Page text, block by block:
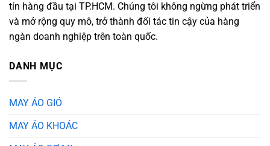
tín hàng đầu tại TP.HCM. Chúng tôi không ngừng phát triển
và mở rộng quy mô, trở thành đối tác tin cậy của hàng
ngàn doanh nghiệp trên toàn quốc.
DANH MỤC
MAY ÁO GIÓ
MAY ÁO KHOÁC